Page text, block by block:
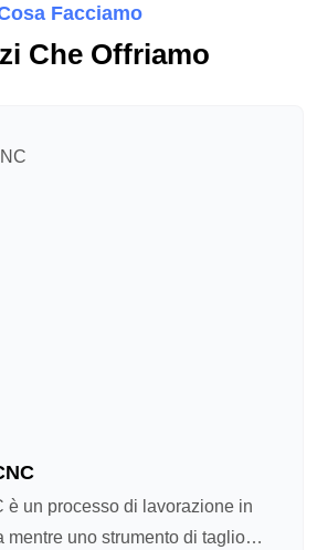
Facciamo
Che Offriamo
è un processo di lavorazione in
mentre uno strumento di taglio